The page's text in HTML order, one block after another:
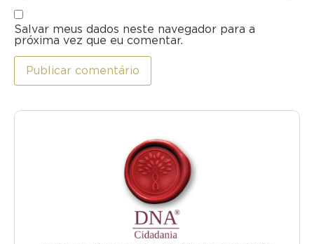
Salvar meus dados neste navegador para a
próxima vez que eu comentar.